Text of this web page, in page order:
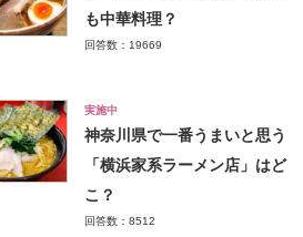
も中華料理？
回答数：19669
実施中
神奈川県で一番うまいと思う
「横浜家系ラーメン店」はど
こ？
回答数：8512